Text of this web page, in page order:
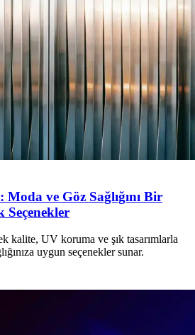
ve Göz Sağlığını Bir
kalite, UV koruma ve şık tasarımlarla
uygun seçenekler sunar.